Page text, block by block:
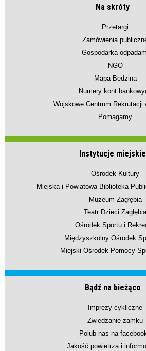
Na skróty
Przetargi
Zamówienia
Gospodarka
NGO
Mapa Będzina
Numery kont
Wojskowe Centrum Rekrutacji
Pomagamy
Instytucje miejskie
Ośrodek Kultury
Miejska i Powiatowa Biblioteka
Muzeum Zagłębia
Teatr Dzieci Zagłębia
Ośrodek Sportu i
Międzyszkolny Ośrodek
Miejski Ośrodek Pomocy
Bądź na bieżąco
Imprezy cykliczne
Zwiedzanie zamku
Polub nas na
Jakość powietrza i